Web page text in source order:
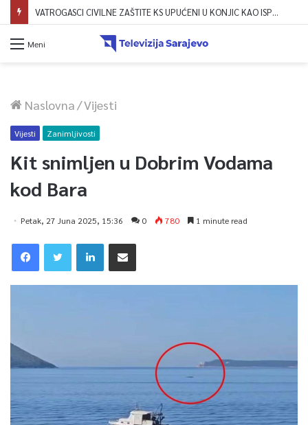
VATROGASCI CIVILNE ZAŠTITE KS UPUĆENI U KONJIC KAO ISPOMOĆ U GAŠENJU POŽARA
Meni
Naslovna/Vijesti
Vijesti Zanimljivosti
Kit snimljen u Dobrim Vodama
kod Bara
Petak, 27 Juna 2025, 15:36 0 780 1 minute read